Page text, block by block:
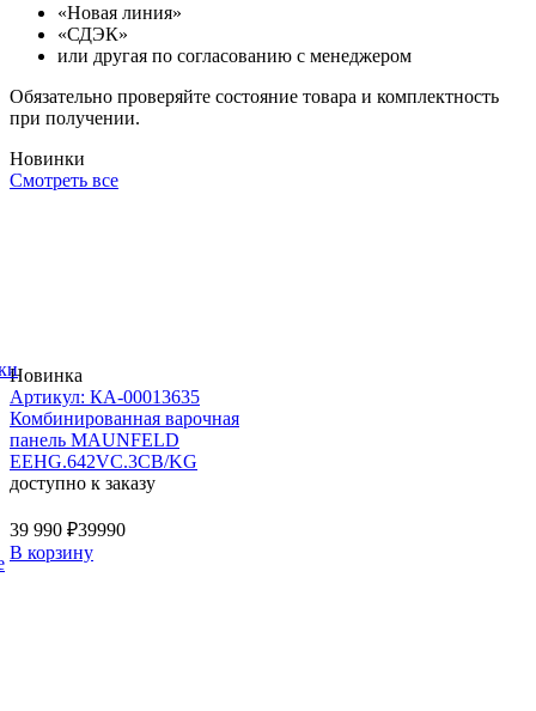
«Новая линия»
«СДЭК»
или другая по согласованию с менеджером
Обязательно проверяйте состояние товара и комплектность
при получении.
Новинки
Смотреть все
Новинка
Артикул: КА-00013635
Комбинированная варочная
панель MAUNFELD
EEHG.642VC.3CB/KG
доступно к заказу
39 990 ₽39990
В корзину